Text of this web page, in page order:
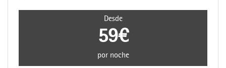
Desde
59€
por noche